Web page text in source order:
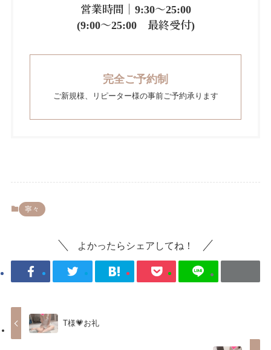
営業時間｜9:30～25:00
(9:00～25:00 最終受付)
完全ご予約制
ご新規様、リピーター様の事前ご予約承ります
寧々
よかったらシェアしてね！
T様💗お礼